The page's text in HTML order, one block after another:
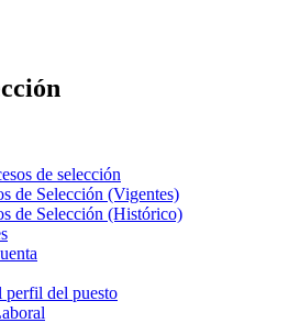
de selección
de Selección (Vigentes)
de Selección (Histórico)
perfil del puesto